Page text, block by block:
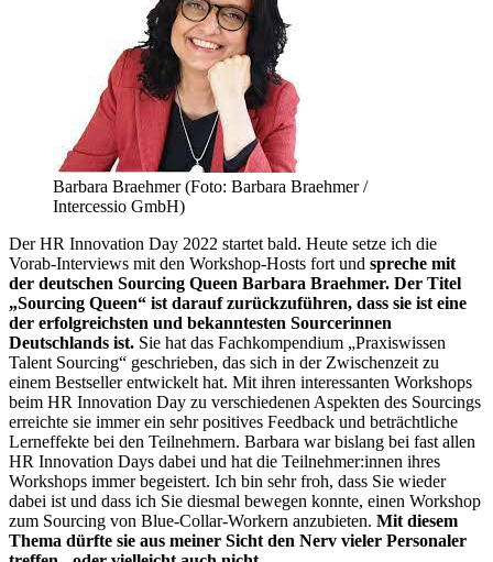
Barbara Braehmer (Foto: Barbara Braehmer /
Intercessio GmbH)
Der HR Innovation Day 2022 startet bald. Heute setze ich die
Vorab-Interviews mit den Workshop-Hosts fort und spreche mit
der deutschen Sourcing Queen Barbara Braehmer. Der Titel
„Sourcing Queen“ ist darauf zurückzuführen, dass sie ist eine
der erfolgreichsten und bekanntesten Sourcerinnen
Deutschlands ist. Sie hat das Fachkompendium „Praxiswissen
Talent Sourcing“ geschrieben, das sich in der Zwischenzeit zu
einem Bestseller entwickelt hat. Mit ihren interessanten Workshops
beim HR Innovation Day zu verschiedenen Aspekten des Sourcings
erreichte sie immer ein sehr positives Feedback und beträchtliche
Lerneffekte bei den Teilnehmern. Barbara war bislang bei fast allen
HR Innovation Days dabei und hat die Teilnehmer:innen ihres
Workshops immer begeistert. Ich bin sehr froh, dass Sie wieder
dabei ist und dass ich Sie diesmal bewegen konnte, einen Workshop
zum Sourcing von Blue-Collar-Workern anzubieten. Mit diesem
Thema dürfte sie aus meiner Sicht den Nerv vieler Personaler